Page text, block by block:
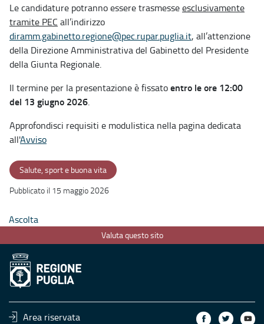
Le candidature potranno essere trasmesseesclusivamente
tramite PEC all’indirizzo
diramm.gabinetto.regione@pec.rupar.puglia.it, all’attenzione
della Direzione Amministrativa del Gabinetto del Presidente
della Giunta Regionale.
Il termine per la presentazione è fissatoentro le ore 12:00
del 13 giugno 2026.
Approfondisci requisiti e modulistica nella pagina dedicata
all'Avviso
Salute, sport e buona vita
Pubblicato il 15 maggio 2026
Ascolta
Valuta questo sito
Area riservata